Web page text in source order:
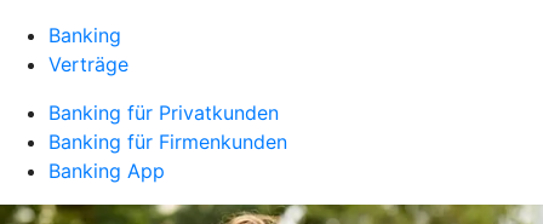
Banking
Verträge
Banking für Privatkunden
Banking für Firmenkunden
Banking App